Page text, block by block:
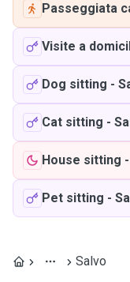
Passeggiata
Visite a
Dog sitting -
Cat sitting -
House sitting -
Pet sitting -
Salvo